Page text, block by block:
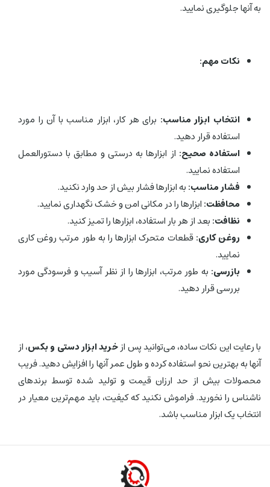
به آنها جلوگیری نمایید.
نکات مهم:
انتخاب ابزار مناسب: برای هر کار، ابزار مناسب با آن را مورد
استفاده قرار دهید.
استفاده صحیح: از ابزارها به درستی و مطابق با دستورالعمل
استفاده نمایید.
فشار مناسب: به ابزارها فشار بیش از حد وارد نکنید.
محافظت: ابزارها را در مکانی امن و خشک نگهداری نمایید.
نظافت: بعد از هر بار استفاده، ابزارها را تمیز کنید.
روغن کاری: قطعات متحرک ابزارها را به طور مرتب روغن کاری
نمایید.
بازرسی: به طور مرتب، ابزارها را از نظر آسیب و فرسودگی مورد
بررسی قرار دهید.
با رعایت این نکات ساده، می‌توانید پس از خرید ابزار دستی و بکس، از
آنها به بهترین نحو استفاده کرده و طول عمر آنها را افزایش دهید. فریب
محصولات بیش از حد ارزان قیمت و تولید شده توسط برندهای
ناشناس را نخورید. فراموش نکنید که کیفیت، باید مهم‌ترین معیار در
انتخاب یک ابزار مناسب باشد.